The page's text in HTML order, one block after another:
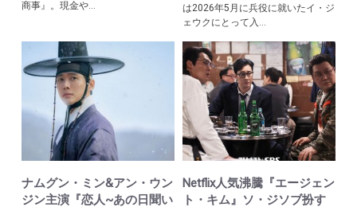
商事』。現金や...
は2026年5月に兵役に就いたイ・ジ
ェウクにとって入...
ナムグン・ミン&アン・ウン
ジン主演『恋人~あの日聞い
Netflix人気沸騰『エージェン
ト・キム』ソ・ジソブ扮す